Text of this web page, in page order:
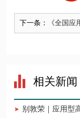
下一条：
《全国
度）》发
相关新闻
别敦荣｜应用型